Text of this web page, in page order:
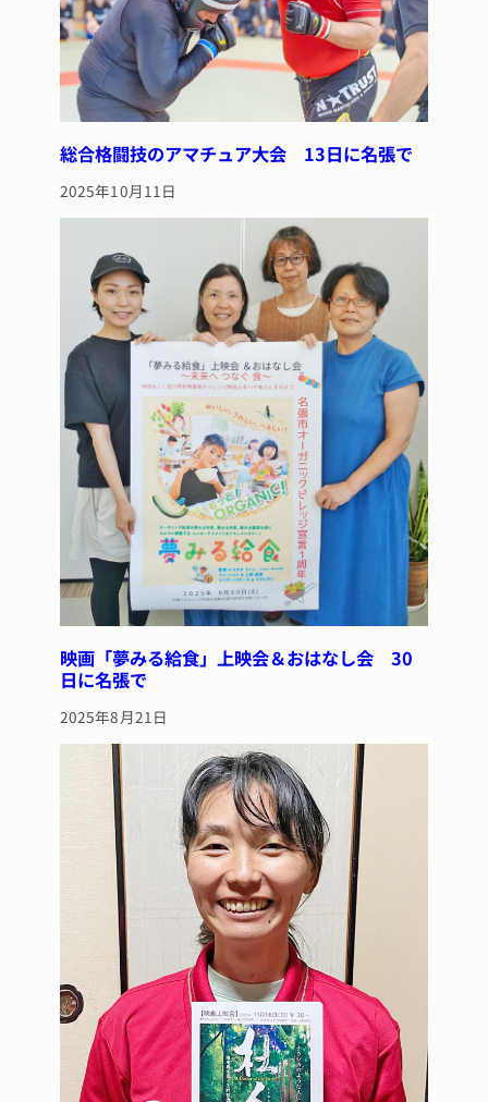
総合格闘技のアマチュア大会 13日に名張で
2025年10月11日
映画「夢みる給食」上映会＆おはなし会 30
日に名張で
2025年8月21日